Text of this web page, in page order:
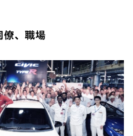
僚、職場